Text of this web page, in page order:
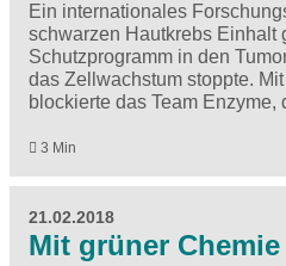
Ein internationales
schwarzen Hautkrebs Einhalt
Schutzprogramm in den
das Zellwachstum stoppte.
blockierte das Team
3 Min
21.02.2018
Mit grüner